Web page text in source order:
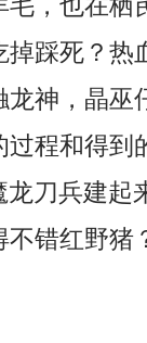
踩死？热
神，晶巫
程和得到
刀兵建起
不错红野猪